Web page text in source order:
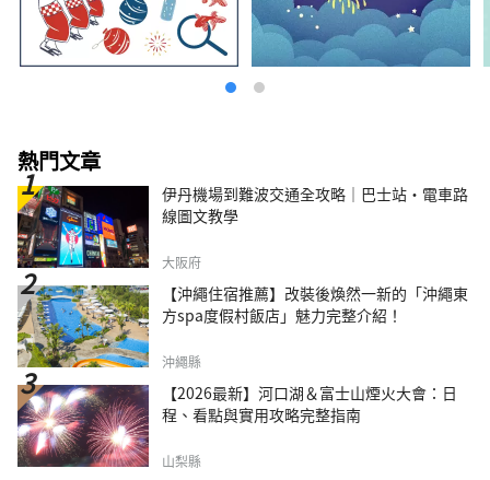
熱門文章
伊丹機場到難波交通全攻略｜巴士站・電車路
線圖文教學
大阪府
【沖繩住宿推薦】改裝後煥然一新的「沖繩東
方spa度假村飯店」魅力完整介紹！
沖繩縣
【2026最新】河口湖＆富士山煙火大會：日
程、看點與實用攻略完整指南
山梨縣